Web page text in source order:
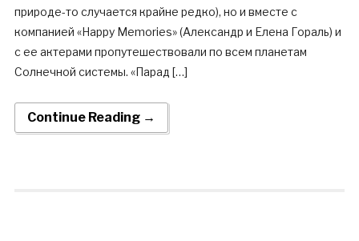
природе-то случается крайне редко), но и вместе с
компанией «Happy Memories» (Александр и Елена Гораль) и
с ее актерами пропутешествовали по всем планетам
Солнечной системы. «Парад […]
Continue Reading →